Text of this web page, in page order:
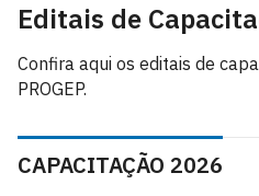
Editais de
Confira aqui os editais de
PROGEP.
CAPACITAÇÃO 2026